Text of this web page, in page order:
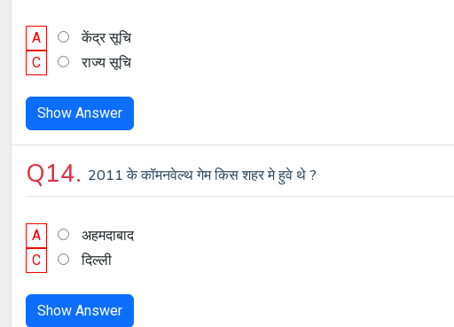
A केंद्र सूचि
C
राज्य सूचि
Show Answer
Q14. 2011 के कॉमनवेल्थ गेम किस शहर मे हुवे थे ?
A अहमदाबाद
C
दिल्ली
Show Answer